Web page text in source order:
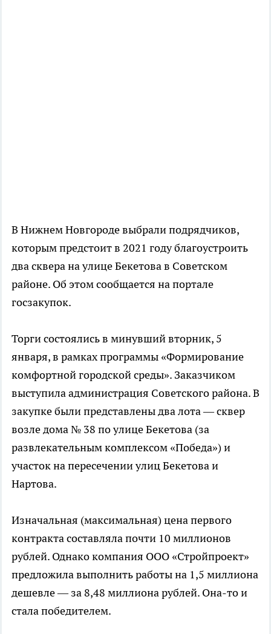
В Нижнем Новгороде выбрали подрядчиков,
которым предстоит в 2021 году благоустроить
два сквера на улице Бекетова в Советском
районе. Об этом сообщается на портале
госзакупок.
Торги состоялись в минувший вторник, 5
января, в рамках программы «Формирование
комфортной городской среды». Заказчиком
выступила администрация Советского района. В
закупке были представлены два лота — сквер
возле дома № 38 по улице Бекетова (за
развлекательным комплексом «Победа») и
участок на пересечении улиц Бекетова и
Нартова.
Изначальная (максимальная) цена первого
контракта составляла почти 10 миллионов
рублей. Однако компания ООО «Стройпроект»
предложила выполнить работы на 1,5 миллиона
дешевле — за 8,48 миллиона рублей. Она-то и
стала победителем.